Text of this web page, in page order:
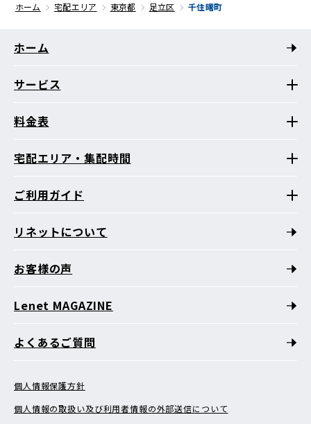
ホーム 宅配エリア 東京都 足立区 千住曙町
ホーム
サービス
料金表
宅配エリア・集配時間
ご利用ガイド
リネットについて
お客様の声
Lenet MAGAZINE
よくあるご質問
個人情報保護方針
個人情報の取扱い及び利用者情報の外部送信について